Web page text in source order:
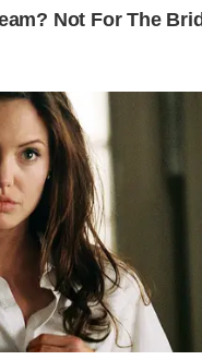
Not For The